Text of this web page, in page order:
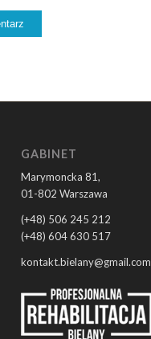
GABINET
Marymoncka 81,
01-802 Warszawa
(+48) 506 245 212
(+48) 604 630 517
kontakt.bielany@gmail.com